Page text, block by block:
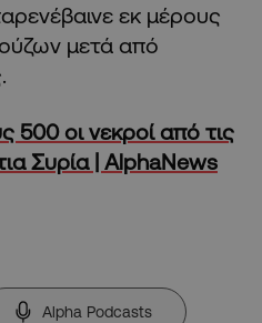
εκ μέρους
μετά από
500 οι νεκροί από τις
Συρία | AlphaNews
Alpha Podcasts